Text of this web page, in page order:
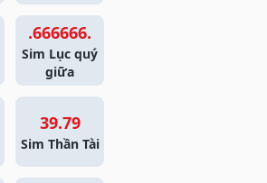
.666666.
Sim Lục quý
giữa
39.79
Sim Thần Tài